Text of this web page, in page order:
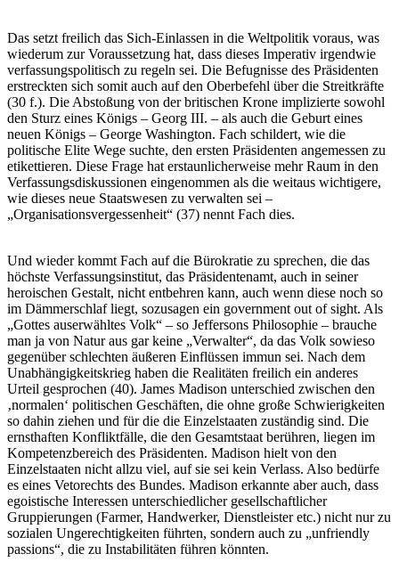
Das setzt freilich das Sich-Einlassen in die Weltpolitik voraus, was
wiederum zur Voraussetzung hat, dass dieses Imperativ irgendwie
verfassungspolitisch zu regeln sei. Die Befugnisse des Präsidenten
erstreckten sich somit auch auf den Oberbefehl über die Streitkräfte
(30 f.). Die Abstoßung von der britischen Krone implizierte sowohl
den Sturz eines Königs – Georg III. – als auch die Geburt eines
neuen Königs – George Washington. Fach schildert, wie die
politische Elite Wege suchte, den ersten Präsidenten angemessen zu
etikettieren. Diese Frage hat erstaunlicherweise mehr Raum in den
Verfassungsdiskussionen eingenommen als die weitaus wichtigere,
wie dieses neue Staatswesen zu verwalten sei –
„Organisationsvergessenheit“ (37) nennt Fach dies.
Und wieder kommt Fach auf die Bürokratie zu sprechen, die das
höchste Verfassungsinstitut, das Präsidentenamt, auch in seiner
heroischen Gestalt, nicht entbehren kann, auch wenn diese noch so
im Dämmerschlaf liegt, sozusagen ein government out of sight. Als
„Gottes auserwähltes Volk“ – so Jeffersons Philosophie – brauche
man ja von Natur aus gar keine „Verwalter“, da das Volk sowieso
gegenüber schlechten äußeren Einflüssen immun sei. Nach dem
Unabhängigkeitskrieg haben die Realitäten freilich ein anderes
Urteil gesprochen (40). James Madison unterschied zwischen den
‚normalen‘ politischen Geschäften, die ohne große Schwierigkeiten
so dahin ziehen und für die die Einzelstaaten zuständig sind. Die
ernsthaften Konfliktfälle, die den Gesamtstaat berühren, liegen im
Kompetenzbereich des Präsidenten. Madison hielt von den
Einzelstaaten nicht allzu viel, auf sie sei kein Verlass. Also bedürfe
es eines Vetorechts des Bundes. Madison erkannte aber auch, dass
egoistische Interessen unterschiedlicher gesellschaftlicher
Gruppierungen (Farmer, Handwerker, Dienstleister etc.) nicht nur zu
sozialen Ungerechtigkeiten führten, sondern auch zu „unfriendly
passions“, die zu Instabilitäten führen könnten.